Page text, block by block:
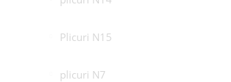
Plicuri N15
plicuri N7